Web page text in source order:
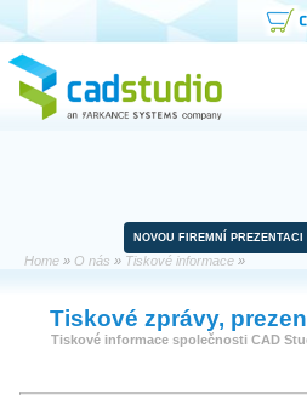
NOVOU FIREMNÍ
Home » O nás » Tiskové informace »
Tiskové zprávy,
Tiskové informace společnosti CAD